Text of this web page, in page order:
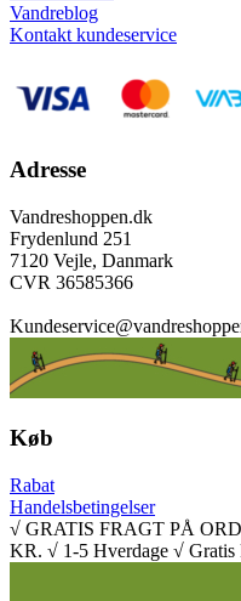
Vandreblog
Kontakt kundeservice
Adresse
Vandreshoppen.dk
Frydenlund 251
7120 Vejle, Danmark
CVR 36585366
Køb
Rabat
Handelsbetingelser
√ GRATIS FRAGT PÅ
KR. √ 1-5 Hverdage √ Gratis